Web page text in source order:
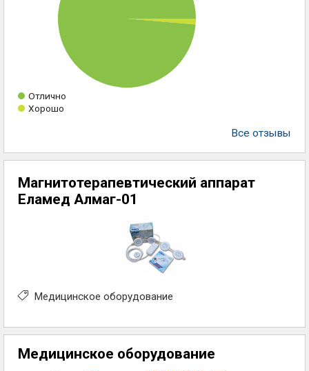
Отлично
Хорошо
Все отзывы
Магнитотерапевтический аппарат
Еламед Алмаг-01
Медицинское оборудование
Медицинское оборудование